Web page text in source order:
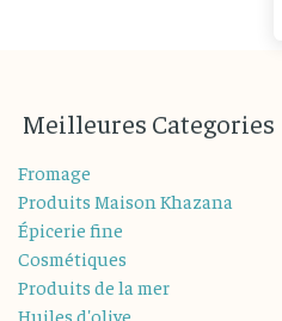
Meilleures Categories
Fromage
Produits Maison Khazana
Épicerie fine
Cosmétiques
Produits de la mer
Huiles d'olive